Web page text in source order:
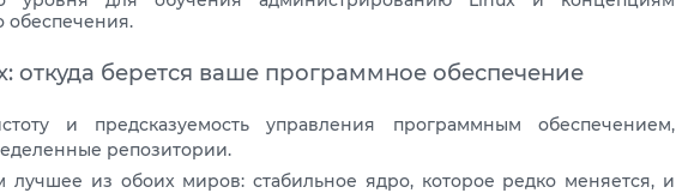
обеспечения.
откуда берется ваше программное обеспечение
и предсказуемость управления программным обеспечением,
репозитории.
лучшее из обоих миров: стабильное ядро, которое редко меняется, и